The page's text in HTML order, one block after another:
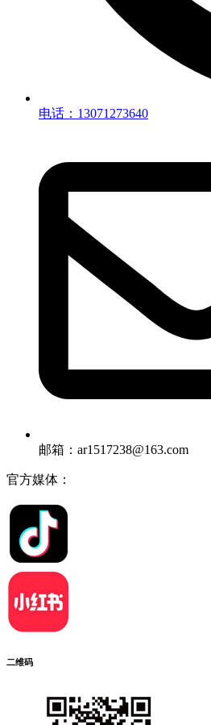
电话：13071273640
邮箱：ar1517238@163.com
官方媒体：
二维码